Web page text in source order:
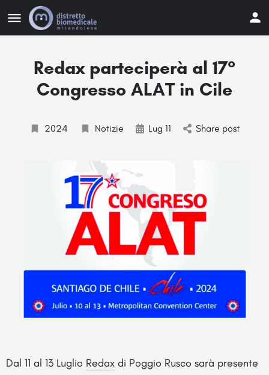
Redax parteciperà al 17°
Congresso ALAT in Cile
2024 Notizie Lug 11 Share post
Dal 11 al 13 Luglio Redax di Poggio Rusco sarà presente